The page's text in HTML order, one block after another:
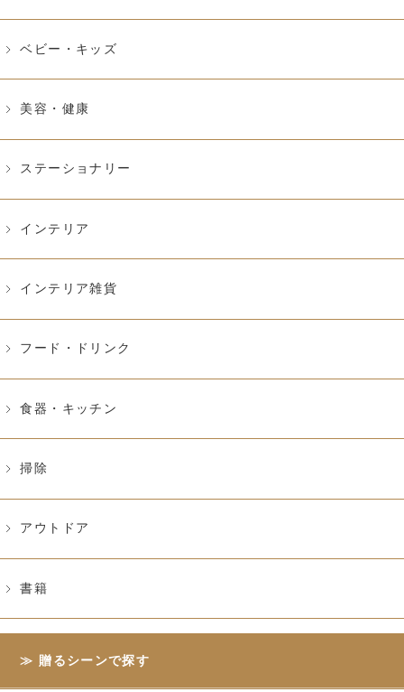
ベビー・キッズ
美容・健康
ステーショナリー
インテリア
インテリア雑貨
フード・ドリンク
食器・キッチン
掃除
アウトドア
書籍
贈るシーンで探す